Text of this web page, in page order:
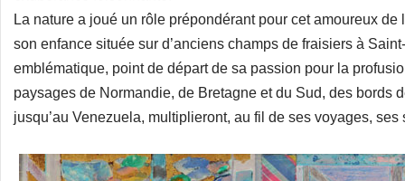
La nature a joué un rôle prépondérant pour cet amoureux
son enfance située sur d’anciens champs de fraisiers à
emblématique, point de départ de sa passion pour la
paysages de Normandie, de Bretagne et du Sud, des bords
jusqu’au Venezuela, multiplieront, au fil de ses voyages, ses